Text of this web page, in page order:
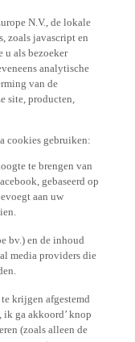
N.V., de lokale
zoals javascript en
u als bezoeker
analytische
van de
site, producten,
cookies gebruiken:
te brengen van
gebaseerd op
aan uw
bv.) en de inhoud
media providers die
krijgen afgestemd
ik ga akkoord’ knop
(zoals alleen de